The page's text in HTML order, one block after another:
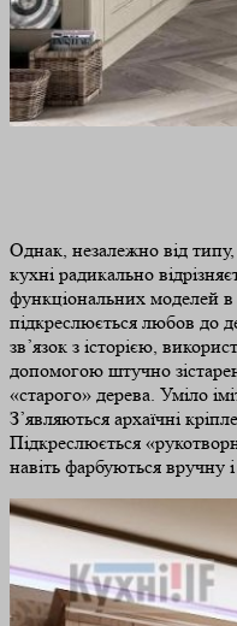
Однак, незалежно від
кухні радикально
функціональних моделей в
підкреслюється любов до
зв’язок з історією,
допомогою штучно
«старого» дерева. Уміло
З’являються архаїчні
Підкреслюється
навіть фарбуються вручну